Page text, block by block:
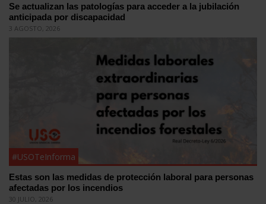
Se actualizan las patologías para acceder a la jubilación
anticipada por discapacidad
3 AGOSTO, 2026
#USOTeInforma
Estas son las medidas de protección laboral para personas
afectadas por los incendios
30 JULIO, 2026